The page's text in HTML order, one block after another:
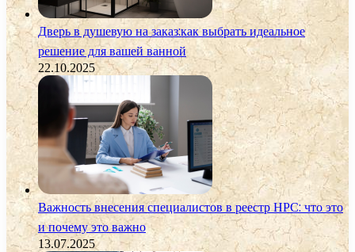
Дверь в душевую на заказ:как выбрать идеальное
решение для вашей ванной
22.10.2025
Важность внесения специалистов в реестр НРС: что это
и почему это важно
13.07.2025